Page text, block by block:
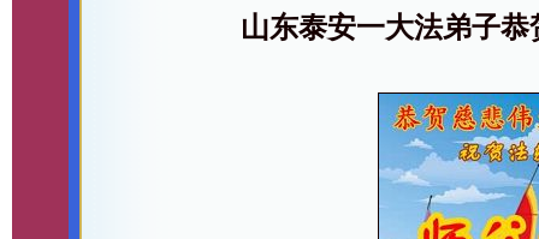
山东泰安一大法弟子